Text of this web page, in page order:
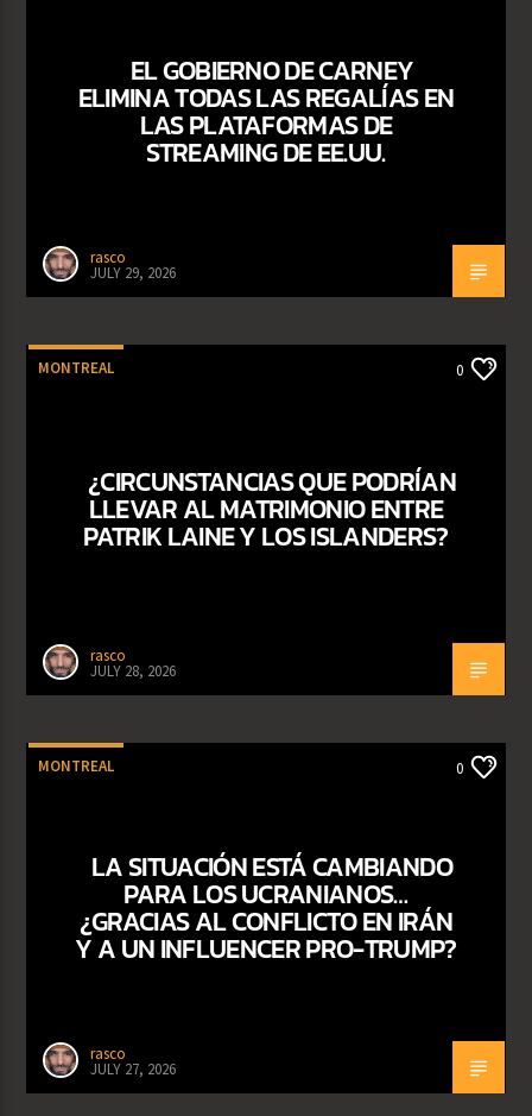
EL GOBIERNO DE CARNEY
ELIMINA TODAS LAS REGALÍAS EN
LAS PLATAFORMAS DE
STREAMING DE EE.UU.
rasco
JULY 29, 2026
MONTREAL 0
¿CIRCUNSTANCIAS QUE PODRÍAN
LLEVAR AL MATRIMONIO ENTRE
PATRIK LAINE Y LOS ISLANDERS?
rasco
JULY 28, 2026
MONTREAL 0
LA SITUACIÓN ESTÁ CAMBIANDO
PARA LOS UCRANIANOS…
¿GRACIAS AL CONFLICTO EN IRÁN
Y A UN INFLUENCER PRO-TRUMP?
rasco
JULY 27, 2026